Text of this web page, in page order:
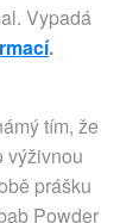
Vypadá
.
tím, že
výživnou
prášku
Powder